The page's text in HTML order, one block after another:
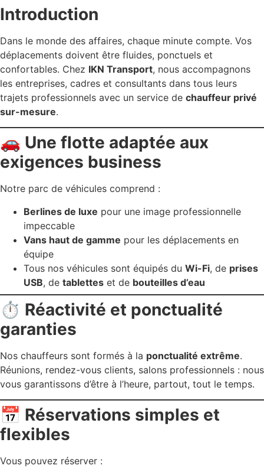
Introduction
Dans le monde des affaires, chaque minute compte. Vos
déplacements doivent être fluides, ponctuels et
confortables. Chez IKN Transport, nous accompagnons
les entreprises, cadres et consultants dans tous leurs
trajets professionnels avec un service de chauffeur privé
sur-mesure.
🚗 Une flotte adaptée aux
exigences business
Notre parc de véhicules comprend :
Berlines de luxe pour une image professionnelle
impeccable
Vans haut de gamme pour les déplacements en
équipe
Tous nos véhicules sont équipés du Wi-Fi, de prises
USB, de tablettes et de bouteilles d’eau
⏱️ Réactivité et ponctualité
garanties
Nos chauffeurs sont formés à la ponctualité extrême.
Réunions, rendez-vous clients, salons professionnels : nous
vous garantissons d’être à l’heure, partout, tout le temps.
📅 Réservations simples et
flexibles
Vous pouvez réserver :